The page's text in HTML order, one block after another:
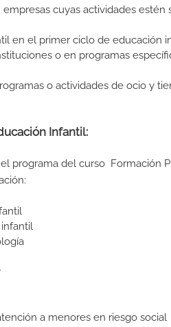
cuyas actividades
en el primer ciclo de educación
o en programas
o actividades de ocio y
Infantil:
programa del curso Formación
a menores en riesgo social